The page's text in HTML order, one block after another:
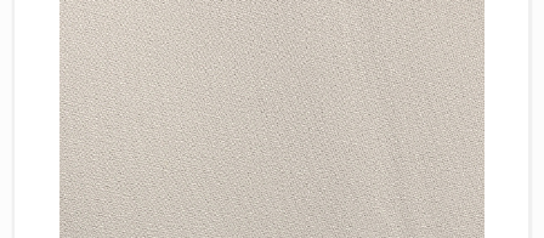
Decori Decori
...
Emiliana Parati
Fipar
Grandeco
Kerama Marazzi
Обои под покраску
Краска